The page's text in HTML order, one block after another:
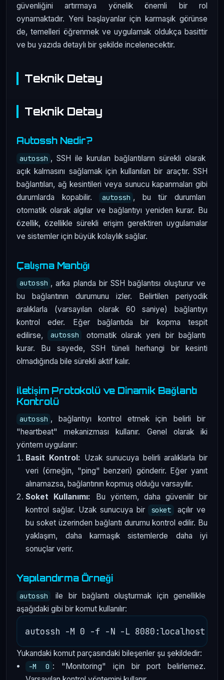
güvenliğini artırmaya yönelik önemli bir rol
oynamaktadır. Yeni başlayanlar için karmaşık görünse
de, temelleri öğrenmek ve uygulamak oldukça basittir
ve bu yazıda detaylı bir şekilde incelenecektir.
Teknik Detay
Teknik Detay
Autossh Nedir?
autossh , SSH ile kurulan bağlantıların sürekli olarak
açık kalmasını sağlamak için kullanılan bir araçtır. SSH
bağlantıları, ağ kesintileri veya sunucu kapanmaları gibi
durumlarda kopabilir.
autossh , bu tür durumları
otomatik olarak algılar ve bağlantıyı yeniden kurar. Bu
özellik, özellikle sürekli erişim gerektiren uygulamalar
ve sistemler için büyük kolaylık sağlar.
Çalışma Mantığı
autossh , arka planda bir SSH bağlantısı oluşturur ve
bu bağlantının durumunu izler. Belirtilen periyodik
aralıklarla (varsayılan olarak 60 saniye) bağlantıyı
kontrol eder. Eğer bağlantıda bir kopma tespit
edilirse,
autossh
otomatik olarak yeni bir bağlantı
kurar. Bu sayede, SSH tüneli herhangi bir kesinti
olmadığında bile sürekli aktif kalır.
İletişim Protokolü ve Dinamik Bağlantı
Kontrolü
autossh , bağlantıyı kontrol etmek için belirli bir
"heartbeat" mekanizması kullanır. Genel olarak iki
yöntem uygulanır:
Basit Kontrol: Uzak sunucuya belirli aralıklarla bir
veri (örneğin, "ping" benzeri) gönderir. Eğer yanıt
alınamazsa, bağlantının kopmuş olduğu varsayılır.
Soket Kullanımı: Bu yöntem, daha güvenilir bir
kontrol sağlar. Uzak sunucuya bir
soket
açılır ve
bu soket üzerinden bağlantı durumu kontrol edilir. Bu
yaklaşım, daha karmaşık sistemlerde daha iyi
sonuçlar verir.
Yapılandırma Örneği
autossh
ile bir bağlantı oluşturmak için genellikle
aşağıdaki gibi bir komut kullanılır:
Yukarıdaki komut parçasındaki bileşenler şu şekildedir:
-M 0 : "Monitoring" için bir port belirlemez.